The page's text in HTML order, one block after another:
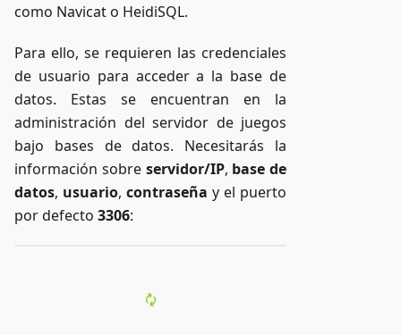
como Navicat o HeidiSQL.
Para ello, se requieren las credenciales
de usuario para acceder a la base de
datos. Estas se encuentran en la
administración del servidor de juegos
bajo bases de datos. Necesitarás la
información sobre servidor/IP, base de
datos, usuario, contraseña y el puerto
por defecto 3306: